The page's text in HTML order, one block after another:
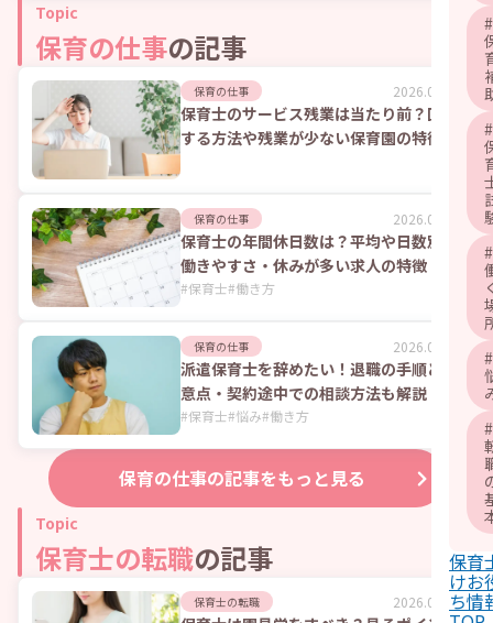
#
#
#
#
#
保育
けお
ち情
Topic
保育の仕事の記事
保育の仕事 2026.08.07
保育士のサービス残業は当たり前？回避
する方法や残業が少ない保育園の特徴
保育の仕事 2026.08.07
保育士の年間休日数は？平均や日数別の
働きやすさ・休みが多い求人の特徴
#保育士#働き方
保育の仕事 2026.08.07
派遣保育士を辞めたい！退職の手順と注
意点・契約途中での相談方法も解説
#保育士#悩み#働き方
保育の仕事の記事をもっと見る
Topic
保育士の転職の記事
保育士の転職 2026.08.06